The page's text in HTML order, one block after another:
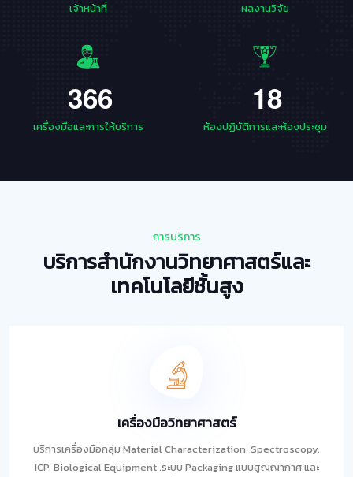
เจ้าหน้าที่ ผลงานวิจัย
366
เครื่องมือและการให้บริการ
18
ห้องปฏิบัติการและห้องประชุม
การบริการ
บริการสำนักงานวิทยาศาสตร์และ
เทคโนโลยีชั้นสูง
เครื่องมือวิทยาศาสตร์
บริการเครื่องมือกลุ่ม Material Characterization, Spectroscopy,
ICP, Biological Equipment ,ระบบ Packaging แบบสูญญากาศ และ